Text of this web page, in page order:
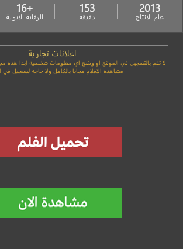
2013
عام الانتاج
153
دقيقة
+16
الرقابة الابوية
اعلانات تجارية
لا تقم بالتسجيل في الموقع او وضع اي معلومات شخصية ابدا هذه
مشاهده الافلام مجانا بالكامل ولا حاجه لتسجيل